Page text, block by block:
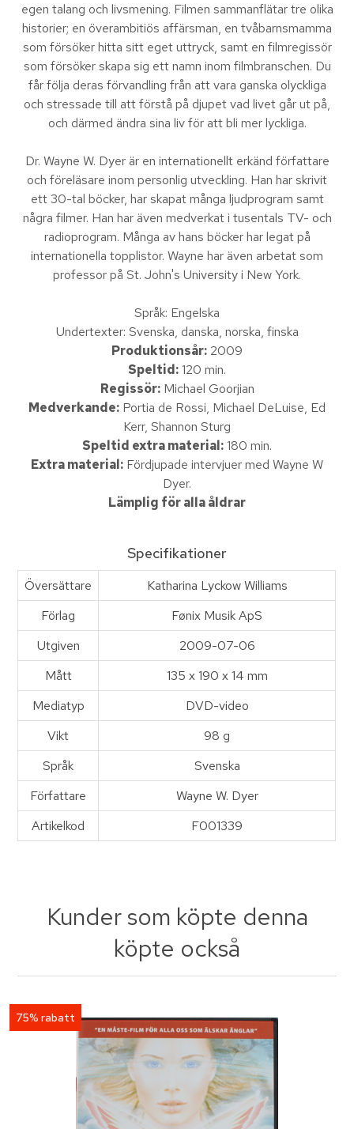
egen talang och livsmening. Filmen sammanflätar tre olika
historier; en överambitiös affärsman, en tvåbarnsmamma
som försöker hitta sitt eget uttryck, samt en filmregissör
som försöker skapa sig ett namn inom filmbranschen. Du
får följa deras förvandling från att vara ganska olyckliga
och stressade till att förstå på djupet vad livet går ut på,
och därmed ändra sina liv för att bli mer lyckliga.
Dr. Wayne W. Dyer är en internationellt erkänd författare
och föreläsare inom personlig utveckling. Han har skrivit
ett 30-tal böcker, har skapat många ljudprogram samt
några filmer. Han har även medverkat i tusentals TV- och
radioprogram. Många av hans böcker har legat på
internationella topplistor. Wayne har även arbetat som
professor på St. John's University i New York.
Språk: Engelska
Undertexter: Svenska, danska, norska, finska
Produktionsår: 2009
Speltid:120 min.
Regissör:Michael Goorjian
Medverkande: Portia de Rossi, Michael DeLuise, Ed
Kerr, Shannon Sturg
Speltid extra material:180 min.
Extra material: Fördjupade intervjuer med Wayne W
Dyer.
Lämplig för alla åldrar
Specifikationer
Översättare
Katharina Lyckow Williams
Förlag
Fønix Musik ApS
Utgiven
2009-07-06
Mått
135 x 190 x 14 mm
Mediatyp
DVD-video
Vikt
98 g
Språk
Svenska
Författare
Wayne W. Dyer
Artikelkod
F001339
Kunder som köpte denna
köpte också
75% rabatt